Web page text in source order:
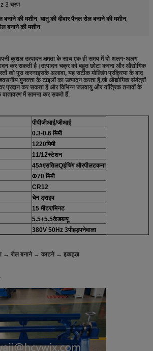
3 चरण
बनाने की मशीन, धातु की दीवार पैनल रोल बनाने की मशीन,
बनाने की मशीन
कुशल उत्पादन क्षमता के साथ एक ही समय में दो अलग-अलग
कर सकती है।उत्पादन चक्र को बहुत छोटा करना और औद्योगिक
को पूरा करनाइसके अलावा, यह सटीक मोल्डिंग प्रक्रिया के बाद
गुणवत्ता के टाइलों का उत्पादन करता है,जो औद्योगिक संयंत्रों
प्रदान कर सकता है और विभिन्न जलवायु और यांत्रिक तनावों के
में सामना कर सकते हैं.
पीपीजीआई/जीआई
0.3-0.6 मिमी
1220मिमी
11/12स्टेशन
45#एसतिलQइंचिंग औरपीलटकना
Φ70 मिमी
CR12
चेन ड्राइव
15 मीटर/मिनट
5.5+5.5केडब्ल्यू
380V 50Hz 3पीहड़पनेवाला
→ रोल बनाने → काटने → इकट्ठा